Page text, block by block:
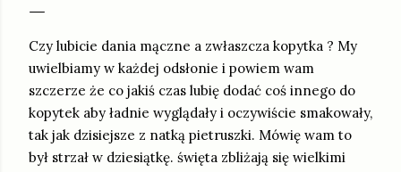
Czy lubicie dania mączne a zwłaszcza kopytka ? My
uwielbiamy w każdej odsłonie i powiem wam
szczerze że co jakiś czas lubię dodać coś innego do
kopytek aby ładnie wyglądały i oczywiście smakowały,
tak jak dzisiejsze z natką pietruszki. Mówię wam to
był strzał w dziesiątkę. święta zbliżają się wielkimi